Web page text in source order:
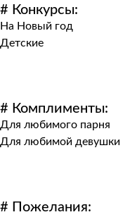
# Конкурсы:
На Новый год
Детские
# Комплименты:
Для любимого парня
Для любимой девушки
# Пожелания: